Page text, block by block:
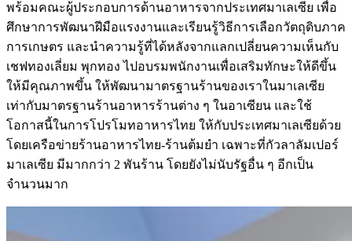
พร้อมคณะผู้ประกอบการด้านอาหารจากประเทศมาเลเซีย เพื่อ
ศึกษาการพัฒนาฝีมือแรงงานและเรียนรู้วิธีการเลือกวัตถุดิบภาค
การเกษตร และนำความรู้ที่ได้หลังจากแลกเปลี่ยนความเห็นกับ
เชฟทองเลี่ยม พุกทอง ไปอบรมพนักงานเพื่อเสริมทักษะให้ดีขึ้น
ให้มีคุณภาพขึ้น ให้พัฒนามาตรฐานร้านของเราในมาเลเซีย
เท่ากับมาตรฐานร้านอาหารร้านต่าง ๆ ในอาเซียน และใช้
โอกาสนี้ในการโปรโมทอาหารไทย ให้กับประเทศมาเลเซียด้วย
โดยเครือข่ายร้านอาหารไทย-ร้านต้มยำ เฉพาะที่กัวลาลัมเปอร์
มาเลเซีย มีมากกว่า 2 พันร้าน โดยยังไม่นับรัฐอื่น ๆ อีกเป็น
จำนวนมาก